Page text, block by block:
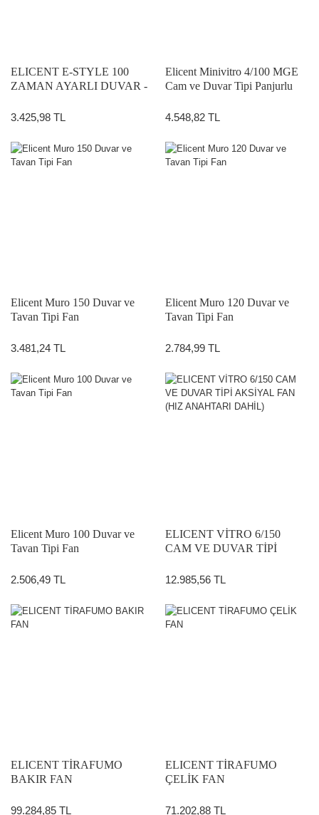
ELICENT E-STYLE 100
ZAMAN AYARLI DUVAR -
3.425,98 TL
Elicent Minivitro 4/100 MGE
Cam ve Duvar Tipi Panjurlu
4.548,82 TL
Elicent Muro 150 Duvar ve
Tavan Tipi Fan
3.481,24 TL
Elicent Muro 120 Duvar ve
Tavan Tipi Fan
2.784,99 TL
Elicent Muro 100 Duvar ve
Tavan Tipi Fan
2.506,49 TL
ELICENT VİTRO 6/150
CAM VE DUVAR TİPİ
ANAHTARI DAHİL)
12.985,56 TL
ELICENT TİRAFUMO
BAKIR FAN
99.284,85 TL
ELICENT TİRAFUMO
ÇELİK FAN
71.202,88 TL